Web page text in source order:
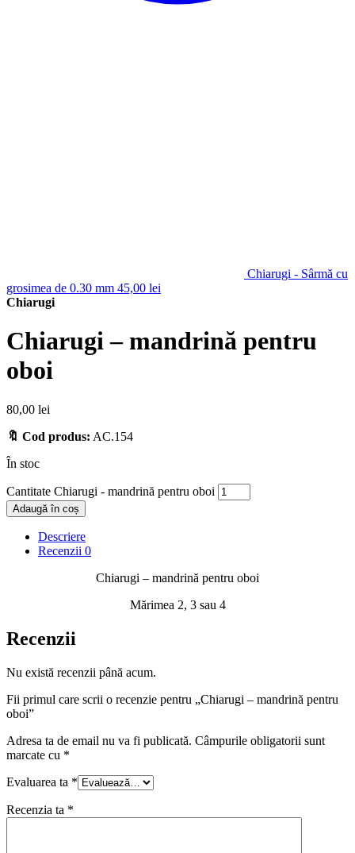
Chiarugi - Sârmă cu
grosimea de 0.30 mm 45,00 lei
Chiarugi
Chiarugi – mandrină pentru
oboi
80,00 lei
🔖 Cod produs: AC.154
În stoc
Cantitate Chiarugi - mandrină pentru oboi
Adaugă în coș
Descriere
Recenzii 0
Chiarugi – mandrină pentru oboi
Mărimea 2, 3 sau 4
Recenzii
Nu există recenzii până acum.
Fii primul care scrii o recenzie pentru „Chiarugi – mandrină pentru
oboi”
Adresa ta de email nu va fi publicată. Câmpurile obligatorii sunt
marcate cu *
Evaluarea ta *
Recenzia ta *